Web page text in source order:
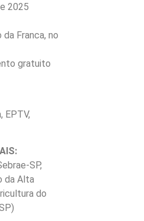
2025
Franca, no
gratuito
EPTV,
SP,
da Alta
do